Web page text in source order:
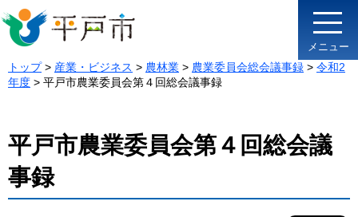
メニュー
トップ> 産業・ビジネス > 農林業 > 農業委員会総会議事録 > 令和2
年度 > 平戸市農業委員会第４回総会議事録
平戸市農業委員会第４回総会議
事録